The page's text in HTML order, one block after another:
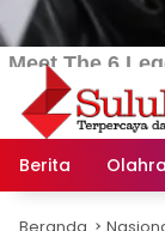
Berita